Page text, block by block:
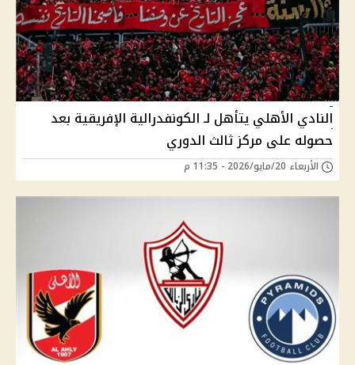
النادي الأهلي يتأهل لـ الكونفدرالية الإفريقية بعد
حصوله على مركز ثالث الدوري
الأربعاء 20/مايو/2026 - 11:35 م